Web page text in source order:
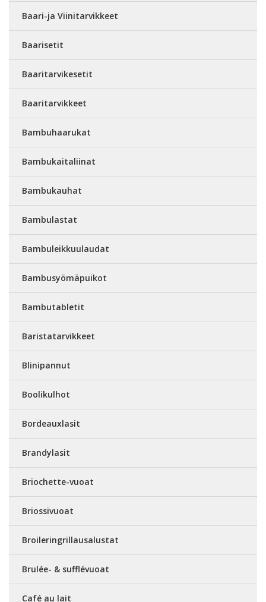
Baari-ja Viinitarvikkeet
Baarisetit
Baaritarvikesetit
Baaritarvikkeet
Bambuhaarukat
Bambukaitaliinat
Bambukauhat
Bambulastat
Bambuleikkuulaudat
Bambusyömäpuikot
Bambutabletit
Baristatarvikkeet
Blinipannut
Boolikulhot
Bordeauxlasit
Brandylasit
Briochette-vuoat
Briossivuoat
Broileringrillausalustat
Brulée- & sufflévuoat
Café au lait